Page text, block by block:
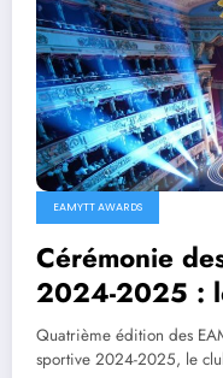
EAMYTT AWARDS
Cérémonie
2024-2025 :
Quatrième édition des
sportive 2024-2025, le